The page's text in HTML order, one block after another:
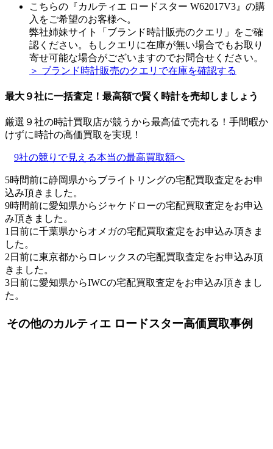
こちらの『カルティエ ロードスター W62017V3』の購
入をご希望のお客様へ。
弊社姉妹サイト「ブランド時計販売のクエリ」をご確
認ください。もしクエリに在庫が無い場合でもお取り
寄せ可能な場合がございますのでお問合せください。
＞ ブランド時計販売のクエリで在庫を確認する
最大９社に一括査定！ 最高額で賢く時計を売却しましょう
厳選９社の時計買取店が競うから最高値で売れる！手間暇か
けずに時計の高価買取を実現！
9社の競りで見える本当の最高買取額へ
5時間前に静岡県からブライトリングの宅配買取査定をお申
込み頂きました。
9時間前に愛知県からジャケドローの宅配買取査定をお申込
み頂きました。
1日前に千葉県からオメガの宅配買取査定をお申込み頂きま
した。
2日前に東京都からロレックスの宅配買取査定をお申込み頂
きました。
3日前に愛知県からIWCの宅配買取査定をお申込み頂きまし
た。
その他のカルティエ ロードスター高価買取事例